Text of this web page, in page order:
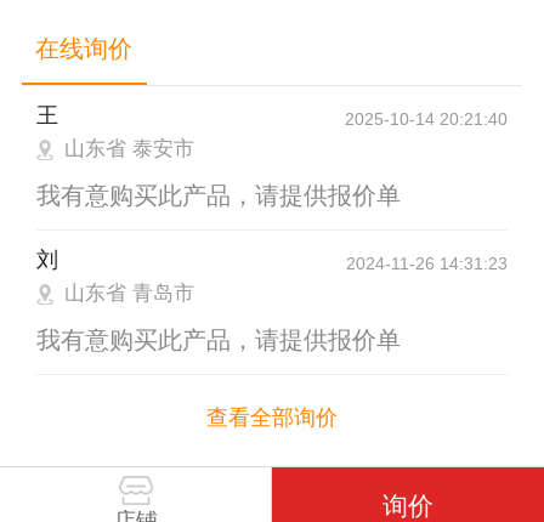
在线询价
王 2025-10-14 20:21:40
山东省 泰安市
我有意购买此产品，请提供报价单
刘 2024-11-26 14:31:23
山东省 青岛市
我有意购买此产品，请提供报价单
查看全部询价
询价